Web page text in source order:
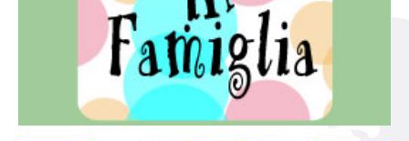
Teatro in famiglia
Teatro In Famiglia è una rassegna di teatro concepita
per far condividere e godere del teatro all’intera